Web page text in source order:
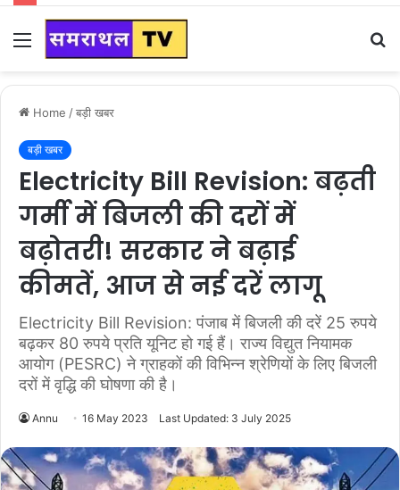
Menu
Home /बड़ी खबर
बड़ी खबर
Electricity Bill Revision: बढ़ती
गर्मी में बिजली की दरों में
बढ़ोतरी! सरकार ने बढ़ाई
कीमतें, आज से नई दरें लागू
Electricity Bill Revision: पंजाब में बिजली की दरें 25 रुपये
बढ़कर 80 रुपये प्रति यूनिट हो गई हैं। राज्य विद्युत नियामक
आयोग (PESRC) ने ग्राहकों की विभिन्न श्रेणियों के लिए बिजली
दरों में वृद्धि की घोषणा की है।
Annu 16 May 2023 Last Updated: 3 July 2025